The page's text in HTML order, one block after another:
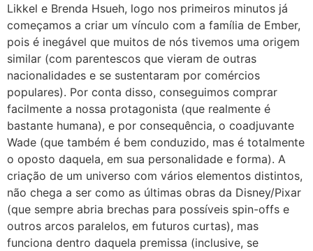
Likkel e Brenda Hsueh, logo nos primeiros minutos já
começamos a criar um vínculo com a família de Ember,
pois é inegável que muitos de nós tivemos uma origem
similar (com parentescos que vieram de outras
nacionalidades e se sustentaram por comércios
populares). Por conta disso, conseguimos comprar
facilmente a nossa protagonista (que realmente é
bastante humana), e por consequência, o coadjuvante
Wade (que também é bem conduzido, mas é totalmente
o oposto daquela, em sua personalidade e forma). A
criação de um universo com vários elementos distintos,
não chega a ser como as últimas obras da Disney/Pixar
(que sempre abria brechas para possíveis spin-offs e
outros arcos paralelos, em futuros curtas), mas
funciona dentro daquela premissa (inclusive, se